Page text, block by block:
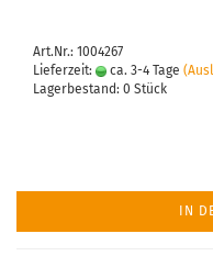
Art.Nr.: 1004267
Lieferzeit:
ca. 3-4 Tage
Lagerbestand: 0 Stück
IN